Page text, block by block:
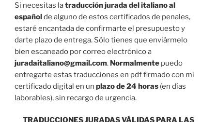
Si necesitas latraducción jurada del italiano al
españolde alguno de estos certificados de penales,
estaré encantada de confirmarte el presupuesto y
darte plazo de entrega. Sólo tienes que enviármelo
bien escaneado por correo electrónico a
juradaitaliano@gmail.com. Normalmente puedo
entregarte estas traducciones en pdf firmado con mi
certificado digital en un plazo de 24 horas (en días
laborables), sin recargo de urgencia.